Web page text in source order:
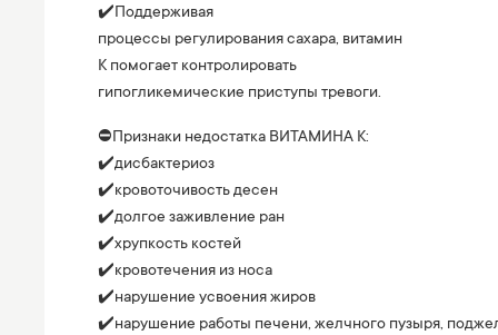
✔️Поддерживая
процессы регулирования сахара, витамин
К помогает контролировать
гипогликемические приступы тревоги.
⛔️Признаки недостатка ВИТАМИНА К:
✔️дисбактериоз
✔️кровоточивость десен
✔️долгое заживление ран
✔️хрупкость костей
✔️кровотечения из носа
✔️нарушение усвоения жиров
✔️нарушение работы печени, желчного пузыря,